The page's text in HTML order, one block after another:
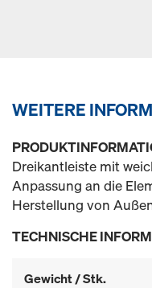
WEITERE
Dreikantleiste mit
Anpassung an die
Herstellung von
TECHNISCHE
Gewicht / Stk.